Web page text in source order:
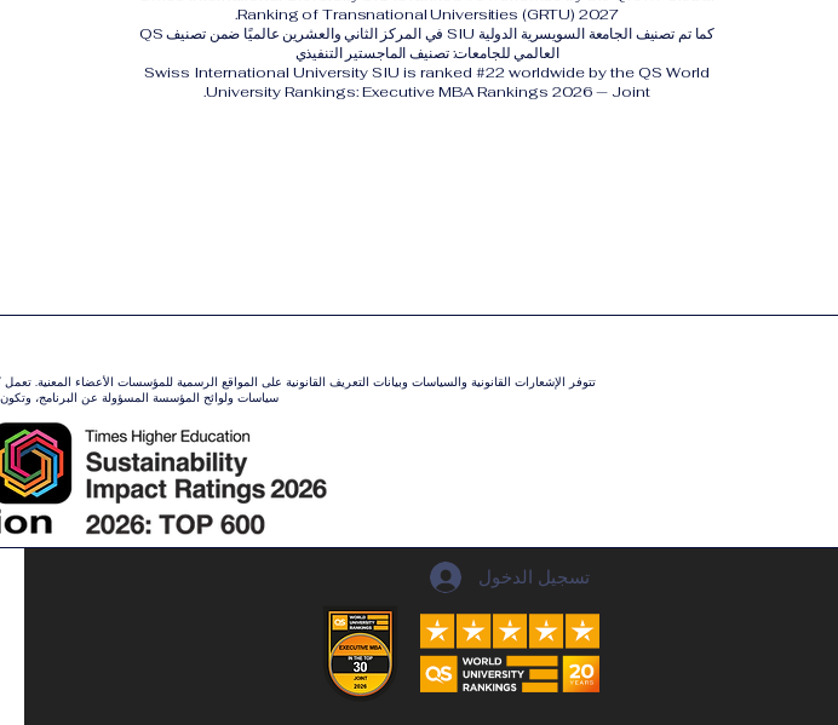
Ranking of Transnational Universities (GRTU) 2027.
كما تم تصنيف الجامعة السويسرية الدولية SIU في المركز الثاني والعشرين عالميًا ضمن تصنيف QS
العالمي للجامعات: تصنيف الماجستير التنفيذي
Swiss International University SIU is ranked #22 worldwide by the QS World
University Rankings: Executive MBA Rankings 2026 — Joint.
تتوفر الإشعارات القانونية والسياسات وبيانات التعريف القانونية على المواقع الرسمية للمؤسسات الأعضاء
سياسات ولوائح المؤسسة المسؤولة عن البرنامج،
تسجيل الدخول